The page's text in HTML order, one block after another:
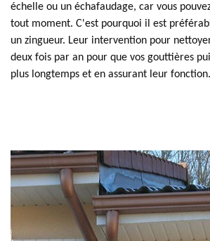
échelle ou un échafaudage, car vous
tout moment. C'est pourquoi il est
un zingueur. Leur intervention pour
deux fois par an pour que vos gouttières
plus longtemps et en assurant leur fonction.